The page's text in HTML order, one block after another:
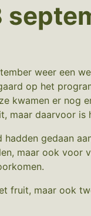
weer een
op het
kwamen er nog
maar daarvoor
gedaan
maar ook
fruit, maar ook